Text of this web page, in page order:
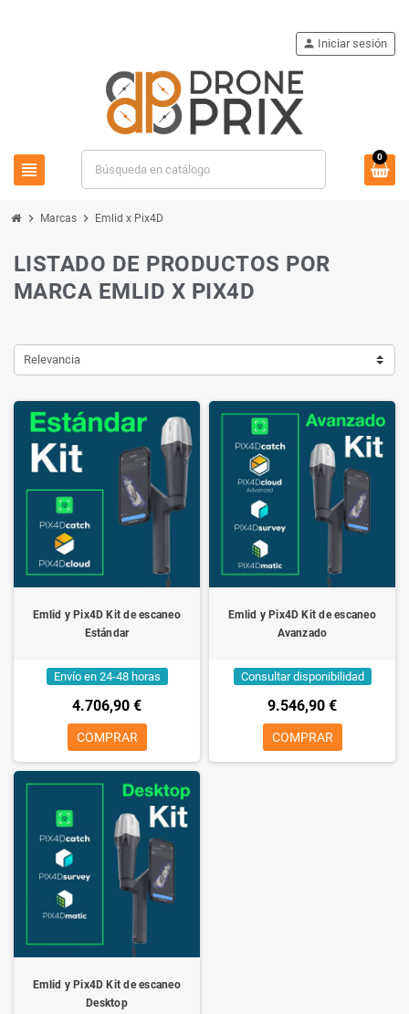
view_headline
person Iniciar sesión
0
chevron_right Marcas chevron_right Emlid x Pix4D
LISTADO DE PRODUCTOS POR
MARCA EMLID X PIX4D
Relevancia
Emlid y Pix4D Kit de escaneo
Estándar
Envío en 24-48 horas
4.706,90 €
COMPRAR
Emlid y Pix4D Kit de escaneo
Avanzado
Consultar disponibilidad
9.546,90 €
COMPRAR
Emlid y Pix4D Kit de escaneo
Desktop